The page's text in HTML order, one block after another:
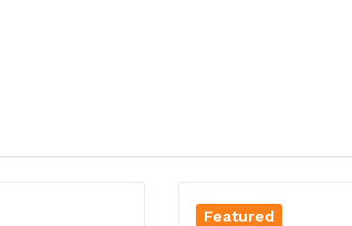
Featured